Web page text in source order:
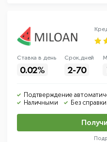
Ставка в день
0.02%
Срок,дней
2-70
Подтверждение
Наличными
Без